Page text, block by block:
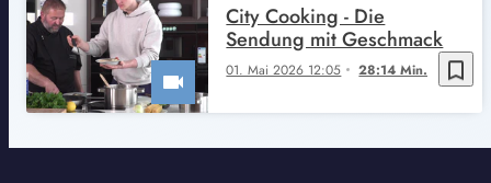
bookmark_border
01. Mai 2026 12:05 28:14 Min.
City Cooking - Die
Sendung mit Geschmack